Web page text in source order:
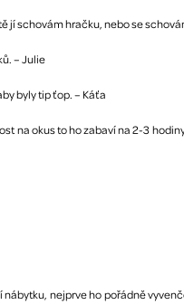
schovám hračku, nebo se
– Julie
byly tip ťop. – Káťa
na okus to ho zabaví na 2-3
nejprve ho pořádně